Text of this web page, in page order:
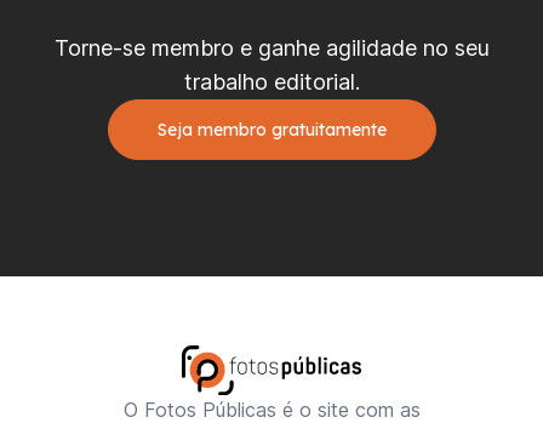
Torne-se membro e ganhe agilidade no seu
trabalho editorial.
Seja membro gratuitamente
O Fotos Públicas é o site com as